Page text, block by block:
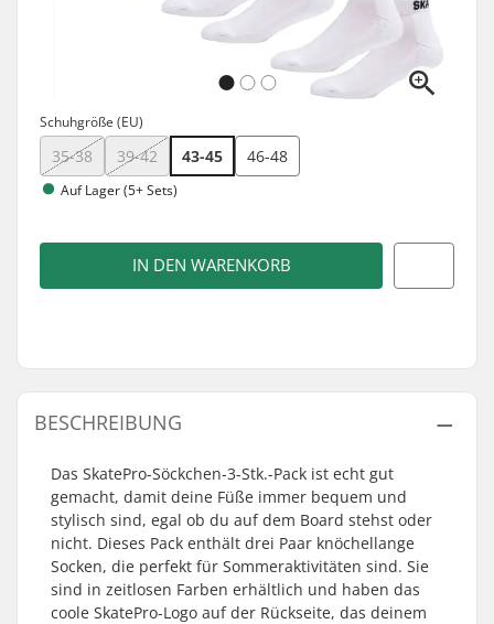
Schuhgröße (EU)
35-38 39-42 43-45 46-48
Auf Lager (5+ Sets)
IN DEN WARENKORB
BESCHREIBUNG
Das SkatePro-Söckchen-3-Stk.-Pack ist echt gut
gemacht, damit deine Füße immer bequem und
stylisch sind, egal ob du auf dem Board stehst oder
nicht. Dieses Pack enthält drei Paar knöchellange
Socken, die perfekt für Sommeraktivitäten sind. Sie
sind in zeitlosen Farben erhältlich und haben das
coole SkatePro-Logo auf der Rückseite, das deinem